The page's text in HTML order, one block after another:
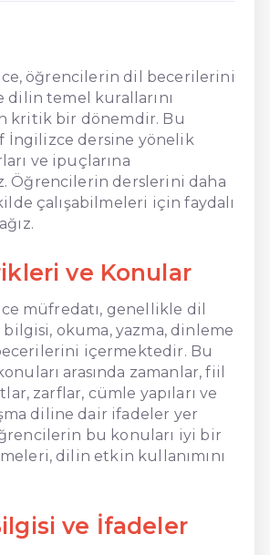
öğrencilerin dil becerilerini
dilin temel kurallarını
kritik bir dönemdir. Bu
İngilizce dersine yönelik
ve ipuçlarına
Öğrencilerin derslerini daha
çalışabilmeleri için faydalı
ve Konular
müfredatı, genellikle dil
okuma, yazma, dinleme
içermektedir. Bu
arasında zamanlar, fiil
zarflar, cümle yapıları ve
diline dair ifadeler yer
bu konuları iyi bir
dilin etkin kullanımını
ve İfadeler